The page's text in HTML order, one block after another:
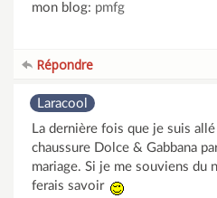
mon blog: pmfg
Répondre
Laracool
La dernière fois que je suis
chaussure Dolce & Gabbana
mariage. Si je me souviens du
ferais savoir